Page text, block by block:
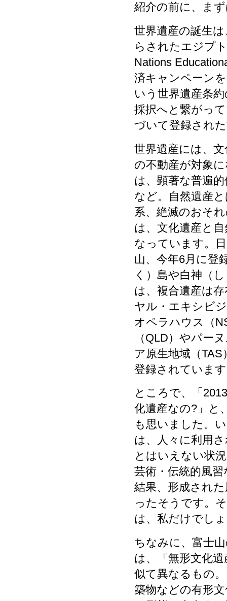
紹介の前に、ま
世界遺産の誕生
らされたエジプ
Nations
済キャンペーン
いう世界遺産条
採択へと繋がっ
づいて登録され
世界遺産には、
の不動産が対象
は、顕著な普遍
など。自然遺産
系、絶滅のおそ
は、文化遺産と
なっています。
山、今年6月に登
く）島や白神（
は、複合遺産は
ヤル・エキシビ
オペラハウス（
（QLD）やパー
ア原生地域（
登録されていま
ところで、「
化遺産なの?」と
も思いました。
は、人々に利用
とはいえない状
芸術・伝統的風
結果、形成され
ったそうです。
は、私だけでし
ちなみに、富士
は、『無形文化
似て異なるもの
築物などの有形